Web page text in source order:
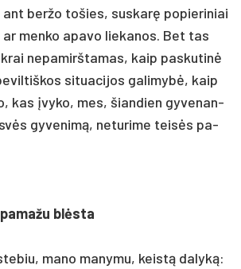
ber­žo to­šies, su­skarę po­pie­ri­niai
men­ko apa­vo lie­ka­nos. Bet tas
ne­pa­mirš­ta­mas, kaip pa­sku­tinė
si­tua­ci­jos ga­li­mybė, kaip
kas įvy­ko, mes, šian­dien gy­ve­nan­
gy­ve­nimą, ne­tu­ri­me teisės pa­
blėsta
ma­no ma­ny­mu, keistą da­lyką: